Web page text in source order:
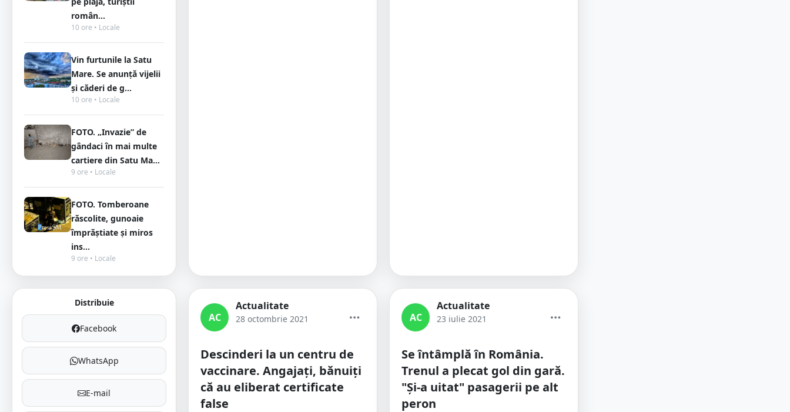
român...
10 ore • Locale
Vin furtunile la Satu
Mare. Se anunță vijelii
și căderi de g...
10 ore • Locale
FOTO. „Invazie” de
gândaci în mai multe
cartiere din Satu Ma...
9 ore • Locale
FOTO. Tomberoane
răscolite, gunoaie
împrăștiate și miros
ins...
9 ore • Locale
Distribuie
Facebook
WhatsApp
E-mail
AC
Actualitate
28 octombrie 2021
Descinderi la un centru de
vaccinare. Angajați, bănuiți
că au eliberat certificate
false
AC
Actualitate
23 iulie 2021
Se întâmplă în România.
Trenul a plecat gol din gară.
"Și-a uitat" pasagerii pe alt
peron